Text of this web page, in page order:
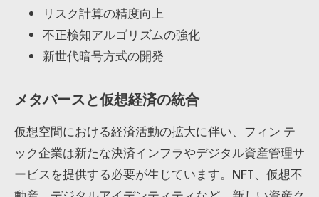
リスク計算の精度向上
不正検知アルゴリズムの強化
新世代暗号方式の開発
メタバースと仮想経済の統合
仮想空間における経済活動の拡大に伴い、フィン テ
ック企業は新たな決済インフラやデジタル資産管理サ
ービスを提供する必要が生じています。NFT、仮想不